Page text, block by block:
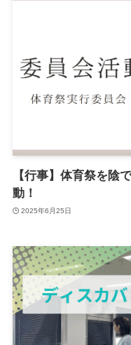
【行事】体育祭を陰
動！
2025年6月25日